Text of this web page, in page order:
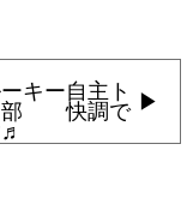
キー自主ト
部 快調で